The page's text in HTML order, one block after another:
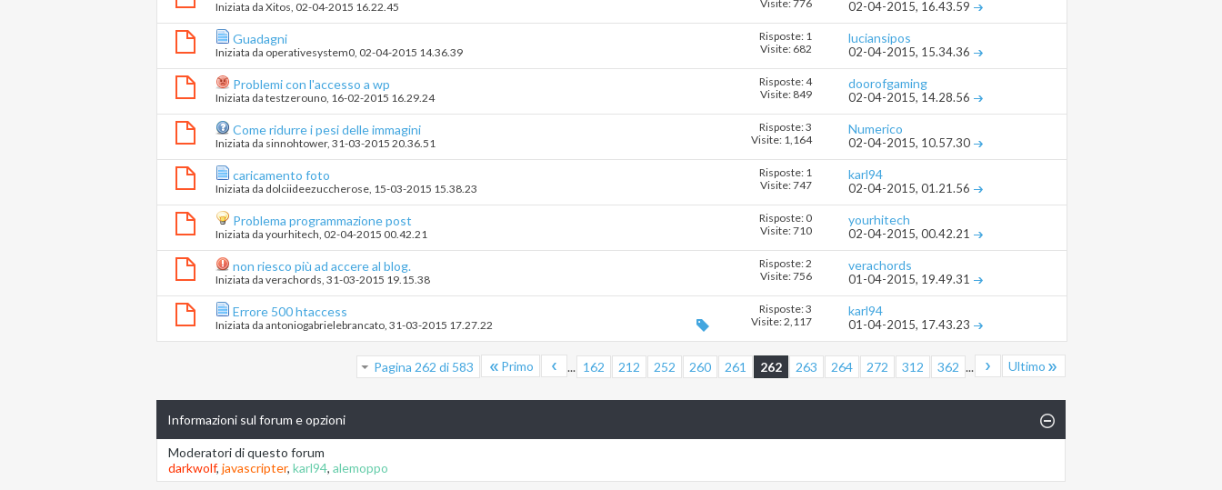
Iniziata da Xitos‎, 02-04-2015 16.22.45
Visite: 776
02-04-2015, 16.43.59
Guadagni
Iniziata da operativesystem0‎, 02-04-2015 14.36.39
Risposte: 1
Visite: 682
luciansipos
02-04-2015, 15.34.36
Problemi con l'accesso a wp
Iniziata da testzerouno‎, 16-02-2015 16.29.24
Risposte: 4
Visite: 849
doorofgaming
02-04-2015, 14.28.56
Come ridurre i pesi delle immagini
Iniziata da sinnohtower‎, 31-03-2015 20.36.51
Risposte: 3
Visite: 1,164
Numerico
02-04-2015, 10.57.30
caricamento foto
Iniziata da dolciideezuccherose‎, 15-03-2015 15.38.23
Risposte: 1
Visite: 747
karl94
02-04-2015, 01.21.56
Problema programmazione post
Iniziata da yourhitech‎, 02-04-2015 00.42.21
Risposte: 0
Visite: 710
yourhitech
02-04-2015, 00.42.21
non riesco più ad accere al blog.
Iniziata da verachords‎, 31-03-2015 19.15.38
Risposte: 2
Visite: 756
verachords
01-04-2015, 19.49.31
Errore 500 htaccess
Iniziata da antoniogabrielebrancato‎, 31-03-2015 17.27.22
Risposte: 3
Visite: 2,117
karl94
01-04-2015, 17.43.23
Pagina 262 di 583 Primo ... 162 212 252 260 261 262 263 264 272 312 362 ... Ultimo
Informazioni sul forum e opzioni
Moderatori di questo forum
darkwolf, javascripter, karl94, alemoppo